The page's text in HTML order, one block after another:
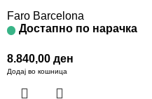
Faro Barcelona
Достапно по нарачка
8.840,00 ден
Додај во кошница